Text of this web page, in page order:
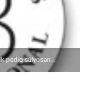
pedig súlyosan...